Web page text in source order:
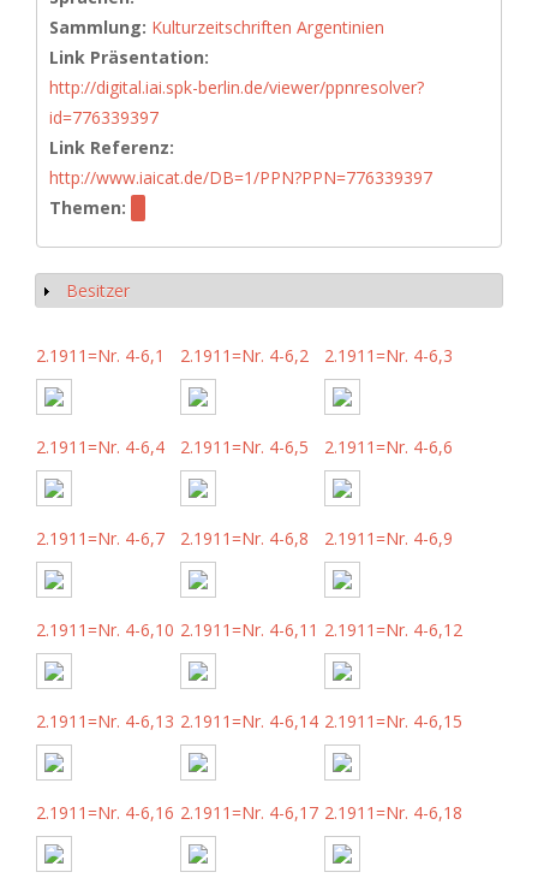
Sammlung: Kulturzeitschriften Argentinien
Link Präsentation:
http://digital.iai.spk-berlin.de/viewer/ppnresolver?
id=776339397
Link Referenz:
http://www.iaicat.de/DB=1/PPN?PPN=776339397
Themen:
Anzeigen
Besitzer
2.1911=Nr. 4-6,1 2.1911=Nr. 4-6,2 2.1911=Nr. 4-6,3
2.1911=Nr. 4-6,4 2.1911=Nr. 4-6,5 2.1911=Nr. 4-6,6
2.1911=Nr. 4-6,7 2.1911=Nr. 4-6,8 2.1911=Nr. 4-6,9
2.1911=Nr. 4-6,10 2.1911=Nr. 4-6,11 2.1911=Nr. 4-6,12
2.1911=Nr. 4-6,13 2.1911=Nr. 4-6,14 2.1911=Nr. 4-6,15
2.1911=Nr. 4-6,16 2.1911=Nr. 4-6,17 2.1911=Nr. 4-6,18